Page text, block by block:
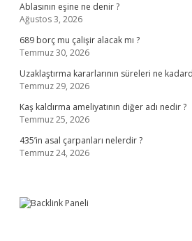
Ablasının eşine ne denir ?
Ağustos 3, 2026
689 borç mu çalişir alacak mı ?
Temmuz 30, 2026
Uzaklaştırma kararlarının süreleri ne
Temmuz 29, 2026
Kaş kaldırma ameliyatının diğer adı nedir ?
Temmuz 25, 2026
435’in asal çarpanları nelerdir ?
Temmuz 24, 2026